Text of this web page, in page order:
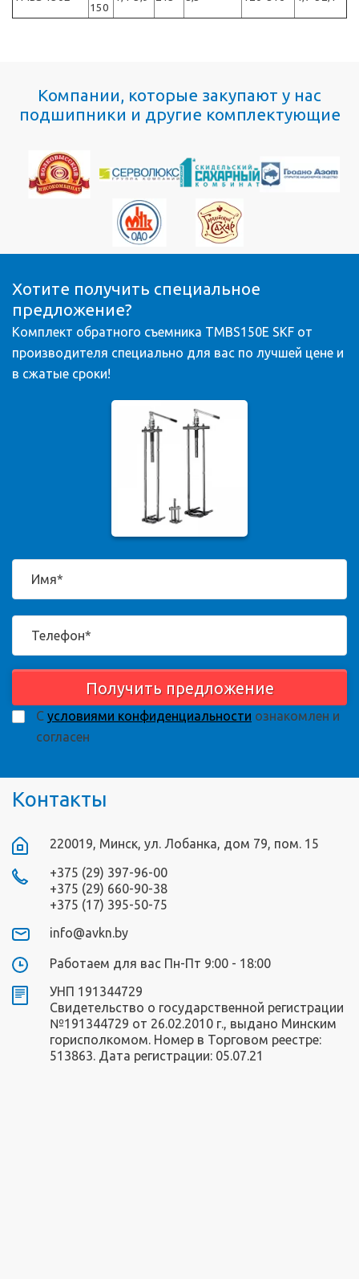
150
Компании, которые закупают у нас
подшипники и другие комплектующие
Хотите получить специальное
предложение?
Комплект обратного съемника TMBS150E SKF от
производителя специально для вас по лучшей цене и
в сжатые сроки!
Получить предложение
С условиями конфиденциальности ознакомлен и
согласен
Контакты
220019, Минск, ул. Лобанка, дом 79, пом. 15
+375 (29) 397-96-00
+375 (29) 660-90-38
+375 (17) 395-50-75
info@avkn.by
Работаем для вас Пн-Пт 9:00 - 18:00
УНП 191344729
Свидетельство о государственной регистрации
№191344729 от 26.02.2010 г., выдано Минским
горисполкомом. Номер в Торговом реестре:
513863. Дата регистрации: 05.07.21